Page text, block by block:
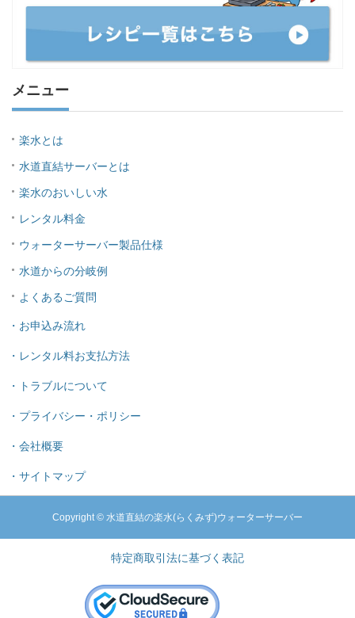
メニュー
楽水とは
水道直結サーバーとは
楽水のおいしい水
レンタル料金
ウォーターサーバー製品仕様
水道からの分岐例
よくあるご質問
・お申込み流れ
・レンタル料お支払方法
・トラブルについて
・プライバシー・ポリシー
・会社概要
・サイトマップ
Copyright © 水道直結の楽水(らくみず)ウォーターサーバー
特定商取引法に基づく表記